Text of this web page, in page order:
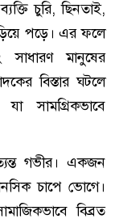
চুরি, ছিনতাই,
পড়ে। এর ফলে
মানুষের
বিস্তার ঘটলে
সামগ্রিকভাবে
গভীর। একজন
চাপে ভোগে।
বিব্রত